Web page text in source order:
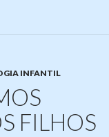
INFANTIL
FILHOS